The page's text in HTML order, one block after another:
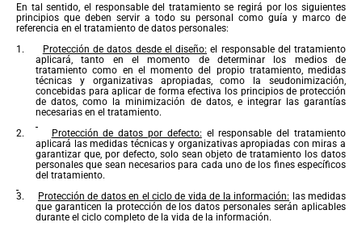
En tal sentido, el responsable del tratamiento se regirá por los siguientes
principios que deben servir a todo su personal como guía y marco de
referencia en el tratamiento de datos personales:
1.
Protección de datos desde el diseño: el responsable del tratamiento
aplicará, tanto en el momento de determinar los medios de
tratamiento como en el momento del propio tratamiento, medidas
técnicas y organizativas apropiadas, como la seudonimización,
concebidas para aplicar de forma efectiva los principios de protección
de datos, como la minimización de datos, e integrar las garantías
necesarias en el tratamiento.
2.
Protección de datos por defecto: el responsable del tratamiento
aplicará las medidas técnicas y organizativas apropiadas con miras a
garantizar que, por defecto, solo sean objeto de tratamiento los datos
personales que sean necesarios para cada uno de los fines específicos
del tratamiento.
3.
Protección de datos en el ciclo de vida de la información: las medidas
que garanticen la protección de los datos personales serán aplicables
durante el ciclo completo de la vida de la información.